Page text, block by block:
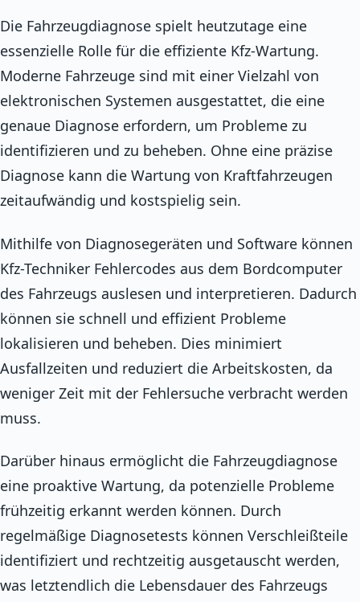
Die Fahrzeugdiagnose spielt heutzutage eine
essenzielle Rolle für die effiziente Kfz-Wartung.
Moderne Fahrzeuge sind mit einer Vielzahl von
elektronischen Systemen ausgestattet, die eine
genaue Diagnose erfordern, um Probleme zu
identifizieren und zu beheben. Ohne eine präzise
Diagnose kann die Wartung von Kraftfahrzeugen
zeitaufwändig und kostspielig sein.
Mithilfe von Diagnosegeräten und Software können
Kfz-Techniker Fehlercodes aus dem Bordcomputer
des Fahrzeugs auslesen und interpretieren. Dadurch
können sie schnell und effizient Probleme
lokalisieren und beheben. Dies minimiert
Ausfallzeiten und reduziert die Arbeitskosten, da
weniger Zeit mit der Fehlersuche verbracht werden
muss.
Darüber hinaus ermöglicht die Fahrzeugdiagnose
eine proaktive Wartung, da potenzielle Probleme
frühzeitig erkannt werden können. Durch
regelmäßige Diagnosetests können Verschleißteile
identifiziert und rechtzeitig ausgetauscht werden,
was letztendlich die Lebensdauer des Fahrzeugs